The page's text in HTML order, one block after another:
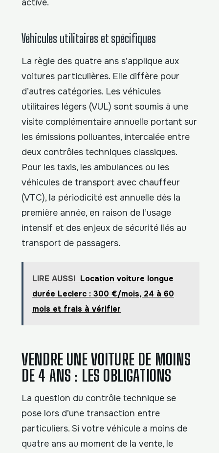
active.
Véhicules utilitaires et spécifiques
La règle des quatre ans s’applique aux
voitures particulières. Elle diffère pour
d’autres catégories. Les véhicules
utilitaires légers (VUL) sont soumis à une
visite complémentaire annuelle portant sur
les émissions polluantes, intercalée entre
deux contrôles techniques classiques.
Pour les taxis, les ambulances ou les
véhicules de transport avec chauffeur
(VTC), la périodicité est annuelle dès la
première année, en raison de l’usage
intensif et des enjeux de sécurité liés au
transport de passagers.
LIRE AUSSI Location voiture longue
durée Leclerc : 300 €/mois, 24 à 60
mois et frais à vérifier
VENDRE UNE VOITURE DE MOINS
DE 4 ANS : LES OBLIGATIONS
La question du contrôle technique se
pose lors d’une transaction entre
particuliers. Si votre véhicule a moins de
quatre ans au moment de la vente, le